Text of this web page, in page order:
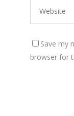
Save my
browser for